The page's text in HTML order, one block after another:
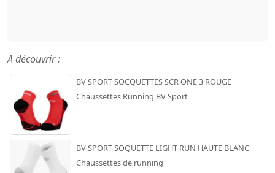
A découvrir :
BV SPORT SOCQUETTES SCR ONE 3 ROUGE
Chaussettes Running BV Sport
BV SPORT SOQUETTE LIGHT RUN HAUTE BLANC
Chaussettes de running